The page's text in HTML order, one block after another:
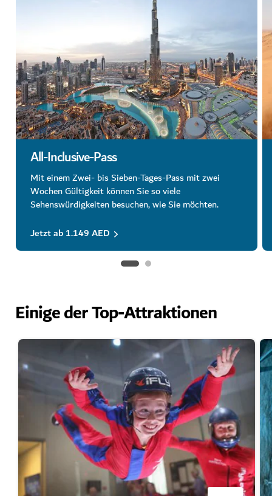
All-Inclusive-Pass
Mit einem Zwei- bis Sieben-Tages-Pass mit zwei
Wochen Gültigkeit können Sie so viele
Sehenswürdigkeiten besuchen, wie Sie möchten.
Jetzt ab 1.149 AED
Einige der Top-Attraktionen